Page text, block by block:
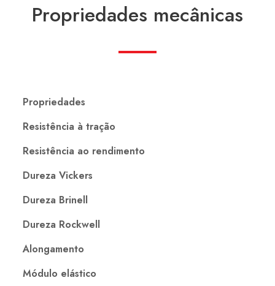
Propriedades mecânicas
Propriedades
Resistência à tração
Resistência ao rendimento
Dureza Vickers
Dureza Brinell
Dureza Rockwell
Alongamento
Módulo elástico